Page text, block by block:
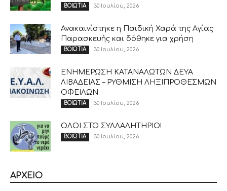
ΒΟΙΩΤΙΑ 30 Ιουλίου, 2026
Ανακαινίστηκε η Παιδική Χαρά της Αγίας
Παρασκευής και δόθηκε για χρήση
ΒΟΙΩΤΙΑ 30 Ιουλίου, 2026
ΕΝΗΜΕΡΩΣΗ ΚΑΤΑΝΑΛΩΤΩΝ ΔΕΥΑ
ΛΙΒΑΔΕΙΑΣ – ΡΥΘΜΙΣΗ ΛΗΞΙΠΡΟΘΕΣΜΩΝ
ΟΦΕΙΛΩΝ
ΒΟΙΩΤΙΑ 30 Ιουλίου, 2026
ΟΛΟΙ ΣΤΟ ΣΥΛΛΑΛΗΤΗΡΙΟ!
ΒΟΙΩΤΙΑ 30 Ιουλίου, 2026
ΑΡΧΕΙΟ